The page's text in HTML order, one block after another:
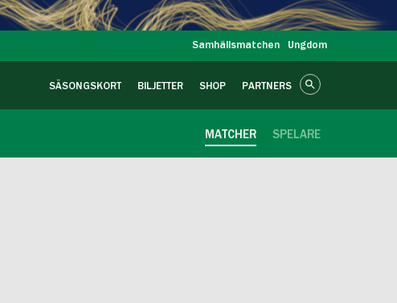
Samhällsmatchen Ungdom
SÄSONGSKORT BILJETTER SHOP PARTNERS
SPELARE
MATCHER